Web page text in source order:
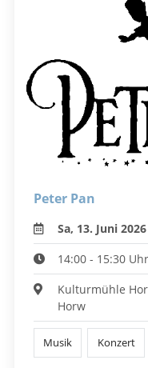
Peter Pan
Sa, 13. Juni 2026
14:00 - 15:30 Uhr
Kulturmühle
Horw
Musik Konzert